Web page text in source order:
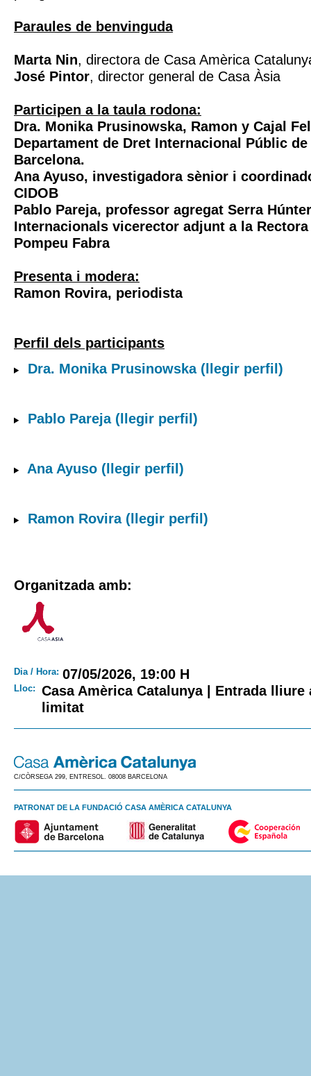
Paraules de benvinguda
Marta Nin, directora de Casa Amèrica
José Pintor, director general de Casa Àsia
Participen a la taula rodona:
Dra. Monika Prusinowska, Ramon y Cajal
Departament de Dret Internacional Públic
Barcelona.
Ana Ayuso, investigadora sènior i
CIDOB
Pablo Pareja, professor agregat Serra
Internacionals vicerector adjunt a la
Pompeu Fabra
Presenta i modera:
Ramon Rovira, periodista
Perfil dels participants
Dra. Monika Prusinowska (llegir perfil)
Pablo Pareja (llegir perfil)
Ana Ayuso (llegir perfil)
Ramon Rovira (llegir perfil)
Organitzada amb:
Dia / Hora: 07/05/2026, 19:00 H
Lloc:
Casa Amèrica Catalunya | Entrada lliure
limitat
C/CÒRSEGA 299, ENTRESOL. 08008 BARCELONA
PATRONAT DE LA FUNDACIÓ CASA AMÈRICA CATALUNYA